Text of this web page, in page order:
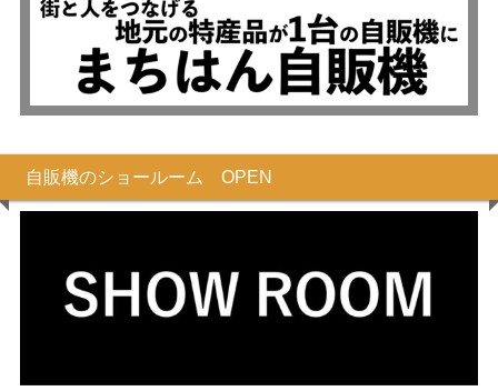
自販機のショールーム OPEN